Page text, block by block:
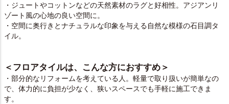
・ジュートやコットンなどの天然素材のラグと好相性。アジアンリ
ゾート風の心地の良い空間に。
・空間に奥行きとナチュラルな印象を与える自然な模様の石目調タ
イル。
＜フロアタイルは、こんな方におすすめ＞
・部分的なリフォームを考えている人。軽量で取り扱いが簡単なの
で、体力的に負担が少なく、狭いスペースでも手軽に施工できま
す。